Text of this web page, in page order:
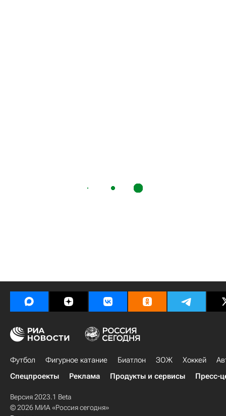
Футбол Фигурное катание Биатлон ЗОЖ Хоккей
Спецпроекты
Реклама Продукты и сервисы Пресс-
Версия 2023.1 Beta
© 2026 МИА «Россия сегодня»